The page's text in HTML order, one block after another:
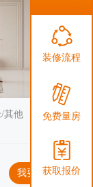
搜索
其他
我要咨询
装修流程
免费量房
获取报价